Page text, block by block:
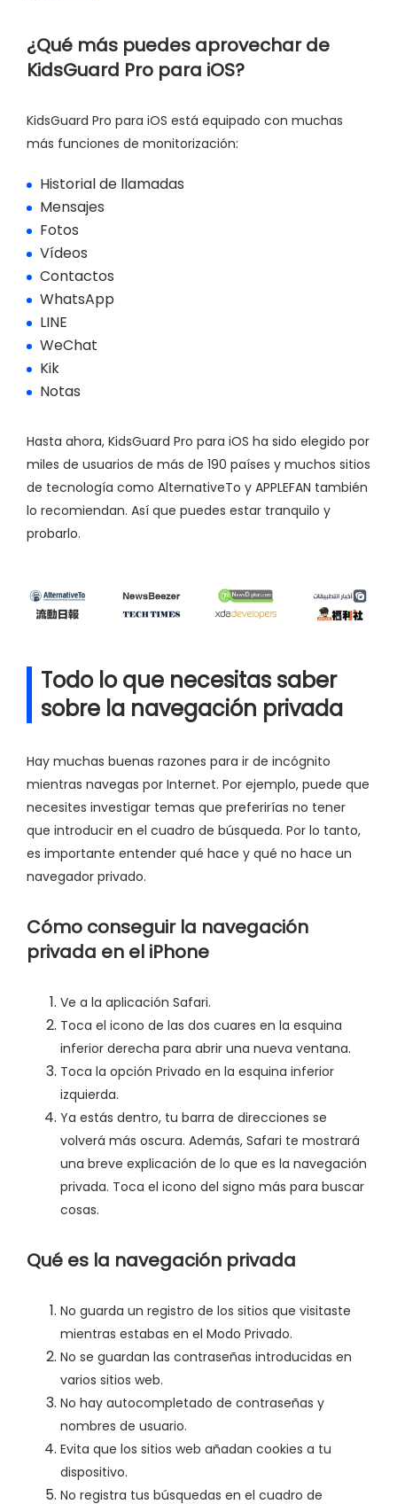
¿Qué más puedes aprovechar de
KidsGuard Pro para iOS?
KidsGuard Pro para iOS está equipado con muchas
más funciones de monitorización:
Historial de llamadas
Mensajes
Fotos
Vídeos
Contactos
WhatsApp
LINE
WeChat
Kik
Notas
Hasta ahora, KidsGuard Pro para iOS ha sido elegido por
miles de usuarios de más de 190 países y muchos sitios
de tecnología como AlternativeTo y APPLEFAN también
lo recomiendan. Así que puedes estar tranquilo y
probarlo.
Todo lo que necesitas saber
sobre la navegación privada
Hay muchas buenas razones para ir de incógnito
mientras navegas por Internet. Por ejemplo, puede que
necesites investigar temas que preferirías no tener
que introducir en el cuadro de búsqueda. Por lo tanto,
es importante entender qué hace y qué no hace un
navegador privado.
Cómo conseguir la navegación
privada en el iPhone
Ve a la aplicación Safari.
Toca el icono de las dos cuares en la esquina
inferior derecha para abrir una nueva ventana.
Toca la opción Privado en la esquina inferior
izquierda.
Ya estás dentro, tu barra de direcciones se
volverá más oscura. Además, Safari te mostrará
una breve explicación de lo que es la navegación
privada. Toca el icono del signo más para buscar
cosas.
Qué es la navegación privada
No guarda un registro de los sitios que visitaste
mientras estabas en el Modo Privado.
No se guardan las contraseñas introducidas en
varios sitios web.
No hay autocompletado de contraseñas y
nombres de usuario.
Evita que los sitios web añadan cookies a tu
dispositivo.
No registra tus búsquedas en el cuadro de